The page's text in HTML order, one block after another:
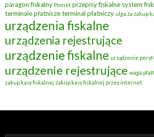
paragon fiskalny Posnet przepisy fiskalne system
terminale płatniczeterminal płatniczy ulga za zakup
urządzenia fiskalne
urządzenia rejestrujące
urządzenie fiskalne urządzenie
urządzenie rejestrujące waga
zakup kasy fiskalnej zakup kasy fiskalnej przez internet